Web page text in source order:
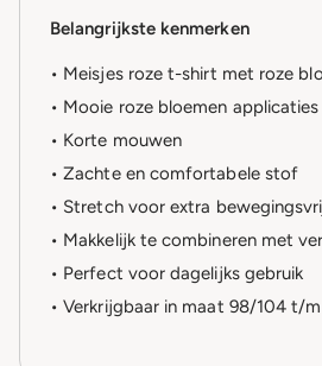
Belangrijkste kenmerken
• Meisjes roze t-shirt met roze
• Mooie roze bloemen
• Korte mouwen
• Zachte en comfortabele stof
• Stretch voor extra
• Makkelijk te combineren met
• Perfect voor dagelijks gebruik
• Verkrijgbaar in maat 98/104 t/